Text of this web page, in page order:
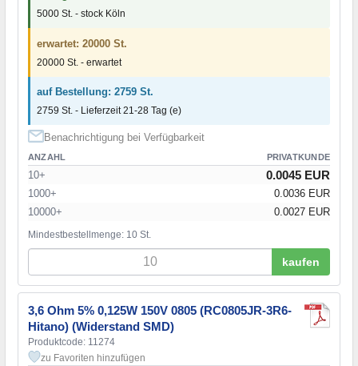
5000 St. - stock Köln
erwartet: 20000 St.
20000 St. - erwartet
auf Bestellung: 2759 St.
2759 St. - Lieferzeit 21-28 Tag (e)
Benachrichtigung bei Verfügbarkeit
ANZAHL PRIVATKUNDE
10+ 0.0045 EUR
1000+
0.0036 EUR
10000+
0.0027 EUR
Mindestbestellmenge: 10 St.
kaufen
3,6 Ohm 5% 0,125W 150V 0805 (RC0805JR-3R6-
Hitano) (Widerstand SMD)
Produktcode: 11274
zu Favoriten hinzufügen